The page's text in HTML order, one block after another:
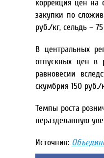
коррекция цен на
закупки по
руб./кг, сельдь –
В центральных
отпускных цен в
равновесии
скумбрия 150 руб./
Темпы роста
неразделанную
Источник: